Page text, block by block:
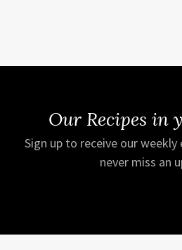
Our Recipes in
Sign up to receive our
never miss an